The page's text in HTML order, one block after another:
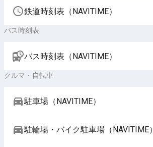
鉄道時刻表（NAVITIME）
バス時刻表
バス時刻表（NAVITIME）
クルマ・自転車
駐車場（NAVITIME）
駐輪場・バイク駐車場（NAVITIME）